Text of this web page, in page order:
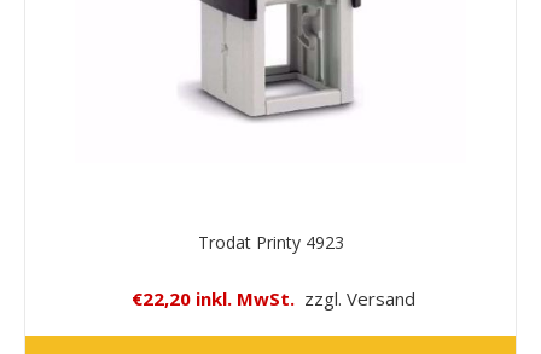
Trodat Printy 4923
€22,20 inkl. MwSt. zzgl. Versand